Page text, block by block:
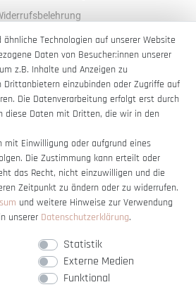
AGB
Impressum
Vertrag widerrufen
Technologien auf unserer Website
Daten von Besucher:innen unserer
z.B. Inhalte und Anzeigen zu
Drittanbietern einzubinden oder Zugriffe auf
Die Datenverarbeitung erfolgt erst durch
diese Daten mit Dritten, die wir in den
mit Einwilligung oder aufgrund eines
Die Zustimmung kann erteilt oder
das Recht, nicht einzuwilligen und die
Zeitpunkt zu ändern oder zu widerrufen.
und weitere Hinweise zur Verwendung
unserer Daten­schutz­erklärung.
Statistik
Externe Medien
Funktional